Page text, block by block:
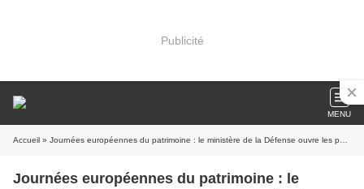
Publicité
MENU
Accueil » Journées européennes du patrimoine : le ministère de la Défense ouvre les portes de ses sites militaires et historiques
Journées européennes du patrimoine : le